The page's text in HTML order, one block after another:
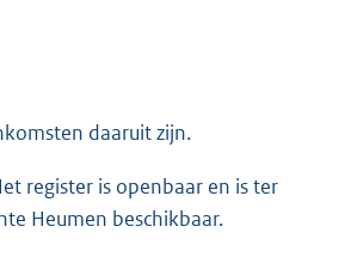
daaruit zijn.
register is openbaar en is ter
Heumen beschikbaar.